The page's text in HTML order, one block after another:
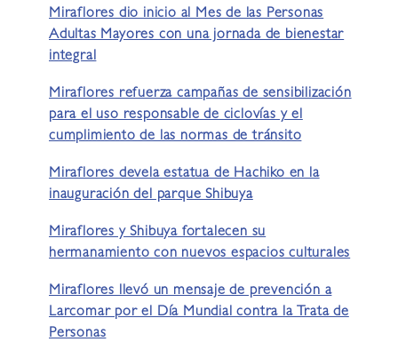
Miraflores dio inicio al Mes de las Personas
Adultas Mayores con una jornada de bienestar
integral
Miraflores refuerza campañas de sensibilización
para el uso responsable de ciclovías y el
cumplimiento de las normas de tránsito
Miraflores devela estatua de Hachiko en la
inauguración del parque Shibuya
Miraflores y Shibuya fortalecen su
hermanamiento con nuevos espacios culturales
Miraflores llevó un mensaje de prevención a
Larcomar por el Día Mundial contra la Trata de
Personas